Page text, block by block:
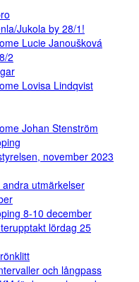
Jukola by 28/1!
Lucie Janoušková
2
Lovisa Lindqvist
Johan Stenström
november 2023
utmärkelser
8-10 december
lördag 25
och långpass